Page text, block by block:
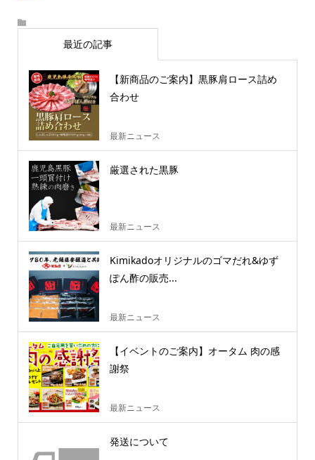
最近の記事
【新商品のご案内】黒豚肩ロース詰め
合わせ
最新ニュース
厳選された黒豚
最新ニュース
Kimikadoオリジナルのゴマだれ&ゆず
ぽん酢の販売...
最新ニュース
【イベントのご案内】オータム 肉の感
謝祭
最新ニュース
発送について